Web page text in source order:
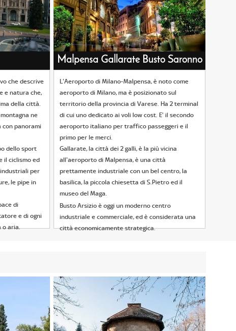
Malpensa Gallarate Busto Saronno
che descrive
e natura che,
della città.
ne
panorami
dello sport
il ciclismo ed
per
le pipe in
di
e di ogni
o aria.
L'Aeroporto di Milano-Malpensa, è noto come
aeroporto di Milano, ma è posizionato sul
territorio della provincia di Varese. Ha 2 terminal
di cui uno dedicato ai voli low cost. E' il secondo
aeroporto italiano per traffico passeggeri e il
primo per le merci.
Gallarate, la città dei 2 galli, è la più vicina
all'aeroporto di Malpensa, è una città
prettamente industriale con un bel centro, la
basilica, la piccola chiesetta di S.Pietro ed il
museo del Maga.
Busto Arsizio è oggi un moderno centro
industriale e commerciale, ed è considerata una
città economicamente strategica.